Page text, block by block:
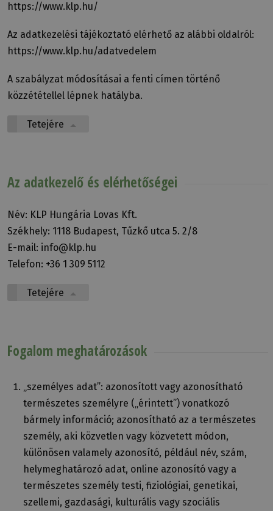
https://www.klp.hu/
Az adatkezelési tájékoztató elérhető az alábbi oldalról:
https://www.klp.hu/adatvedelem
A szabályzat módosításai a fenti címen történő
közzététellel lépnek hatályba.
Tetejére
Az adatkezelő és elérhetőségei
Név: KLP Hungária Lovas Kft.
Székhely: 1118 Budapest, Tűzkő utca 5. 2/8
E-mail: info@klp.hu
Telefon: +36 1 309 5112
Tetejére
Fogalom meghatározások
„személyes adat”: azonosított vagy azonosítható
természetes személyre („érintett”) vonatkozó
bármely információ; azonosítható az a természetes
személy, aki közvetlen vagy közvetett módon,
különösen valamely azonosító, például név, szám,
helymeghatározó adat, online azonosító vagy a
természetes személy testi, fiziológiai, genetikai,
szellemi, gazdasági, kulturális vagy szociális